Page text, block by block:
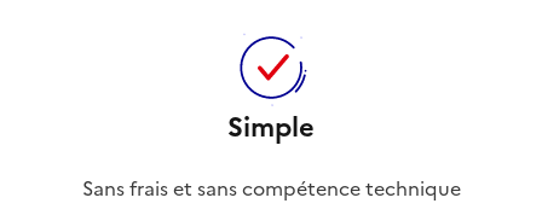
Simple
Sans frais et sans compétence technique